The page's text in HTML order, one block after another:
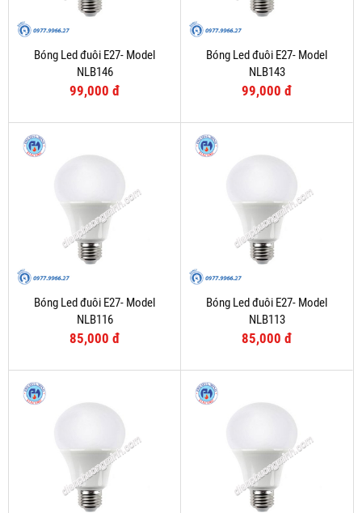
Bóng Led đuôi E27- Model
NLB146
99,000 đ
Bóng Led đuôi E27- Model
NLB143
99,000 đ
Bóng Led đuôi E27- Model
NLB116
85,000 đ
Bóng Led đuôi E27- Model
NLB113
85,000 đ